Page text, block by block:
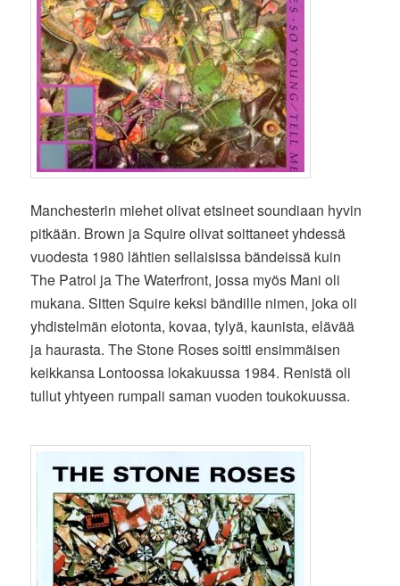
Manchesterin miehet olivat etsineet soundiaan hyvin
pitkään. Brown ja Squire olivat soittaneet yhdessä
vuodesta 1980 lähtien sellaisissa bändeissä kuin
The Patrol ja The Waterfront, jossa myös Mani oli
mukana. Sitten Squire keksi bändille nimen, joka oli
yhdistelmän elotonta, kovaa, tylyä, kaunista, elävää
ja haurasta. The Stone Roses soitti ensimmäisen
keikkansa Lontoossa lokakuussa 1984. Renistä oli
tullut yhtyeen rumpali saman vuoden toukokuussa.